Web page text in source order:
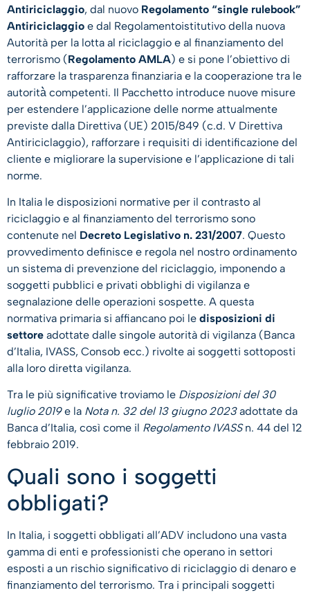
Antiriciclaggio, dal nuovo Regolamento “single rulebook”
Antiriciclaggio e dal Regolamentoistitutivo della nuova
Autorità per la lotta al riciclaggio e al finanziamento del
terrorismo (Regolamento AMLA) e si pone l’obiettivo di
rafforzare la trasparenza finanziaria e la cooperazione tra le
autorità̀ competenti. Il Pacchetto introduce nuove misure
per estendere l’applicazione delle norme attualmente
previste dalla Direttiva (UE) 2015/849 (c.d. V Direttiva
Antiriciclaggio), rafforzare i requisiti di identificazione del
cliente e migliorare la supervisione e l’applicazione di tali
norme.
In Italia le disposizioni normative per il contrasto al
riciclaggio e al finanziamento del terrorismo sono
contenute nel Decreto Legislativo n. 231/2007. Questo
provvedimento definisce e regola nel nostro ordinamento
un sistema di prevenzione del riciclaggio, imponendo a
soggetti pubblici e privati obblighi di vigilanza e
segnalazione delle operazioni sospette. A questa
normativa primaria si affiancano poi le disposizioni di
settore adottate dalle singole autorità di vigilanza (Banca
d’Italia, IVASS, Consob ecc.) rivolte ai soggetti sottoposti
alla loro diretta vigilanza.
Tra le più significative troviamo le Disposizioni del 30
luglio 2019e la Nota n. 32 del 13 giugno 2023adottate da
Banca d’Italia, così come il Regolamento IVASSn. 44 del 12
febbraio 2019.
Quali sono i soggetti
obbligati?
In Italia, i soggetti obbligati all’ADV includono una vasta
gamma di enti e professionisti che operano in settori
esposti a un rischio significativo di riciclaggio di denaro e
finanziamento del terrorismo. Tra i principali soggetti